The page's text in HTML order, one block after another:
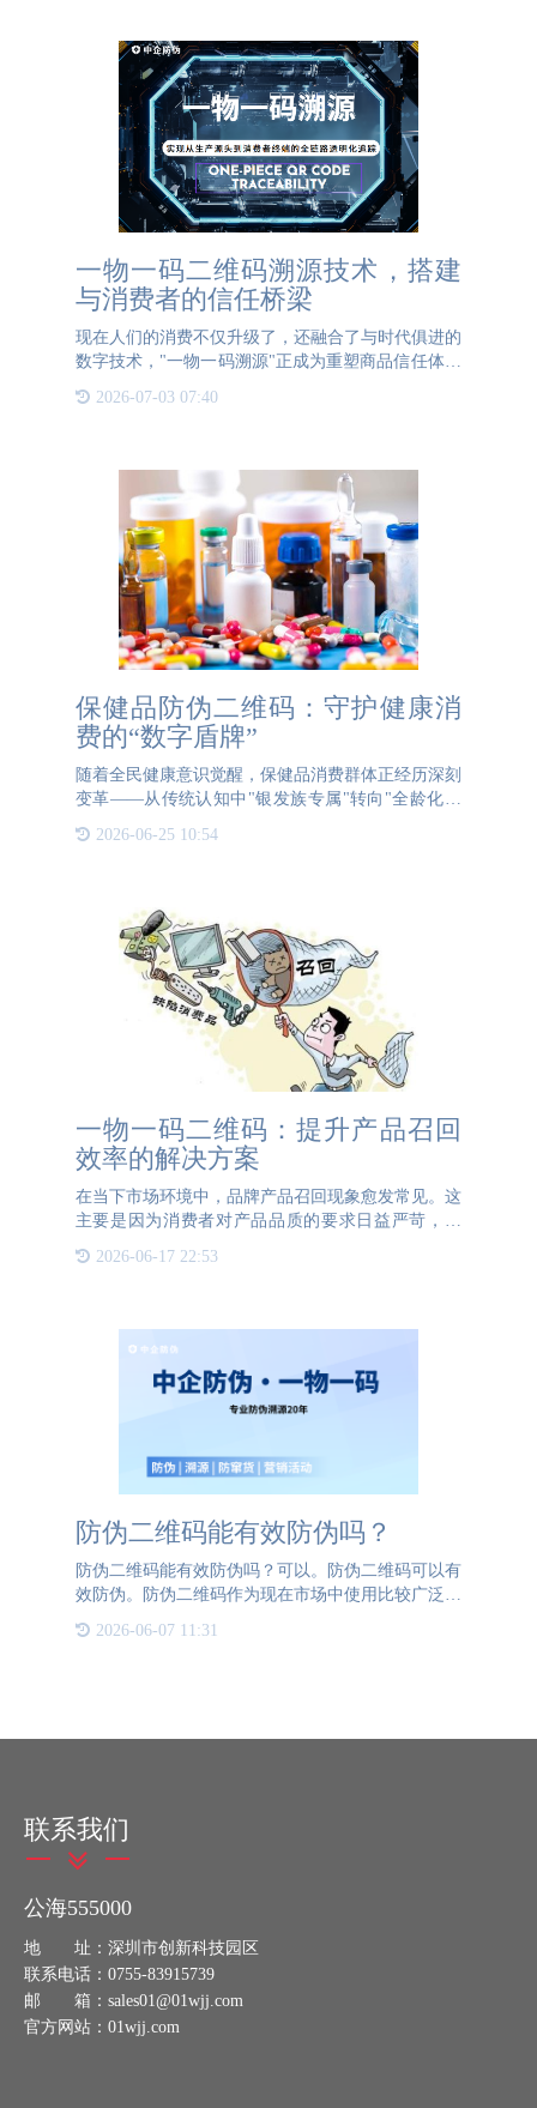
一物一码二维码溯源技术，搭建
与消费者的信任桥梁
现在人们的消费不仅升级了，还融合了与时代俱进的
数字技术，"一物一码溯源"正成为重塑商品信任体系
的核心工具。一物一码溯源这一技术，通过为每件商
品赋予一个独立且唯一数字身份，实现从生产源头到
2026-07-03 07:40
保健品防伪二维码：守护健康消
费的“数字盾牌”
随着全民健康意识觉醒，保健品消费群体正经历深刻
变革——从传统认知中"银发族专属"转向"全龄化覆
盖"。这一转变催生出一个不容忽视的市场痛点：年
轻消费者对产品真伪的验证需求远超传统群体，而老
2026-06-25 10:54
一物一码二维码：提升产品召回
效率的解决方案
在当下市场环境中，品牌产品召回现象愈发常见。这
主要是因为消费者对产品品质的要求日益严苛，同
时，社会各界以及相关管理部门对品牌产品的监管力
度也在不断加大。只要产品出现哪怕一丝瑕疵，都极
2026-06-17 22:53
防伪二维码能有效防伪吗？
防伪二维码能有效防伪吗？可以。防伪二维码可以有
效防伪。防伪二维码作为现在市场中使用比较广泛的
一种防伪手段，已经覆盖于各行各业的产品中。无论
企业规模的大小，都在使用防伪二维码进行产品的防
2026-06-07 11:31
联系我们
公海555000
地 址：深圳市创新科技园区
联系电话：0755-83915739
邮 箱：sales01@01wjj.com
官方网站：01wjj.com